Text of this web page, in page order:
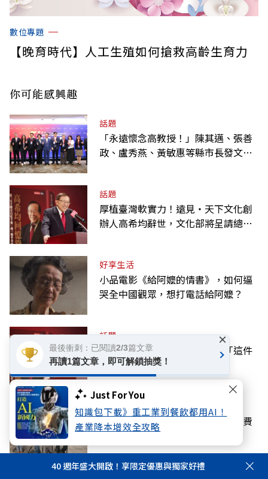
Just For You
知識包下載》重工業到餐飲都用AI！
產業降本增效全攻略
數位專題
【晚育時代】人工生殖如何搶救高齡生育力
你可能感興趣
話題
「永遠懷念高教授！」陳其邁、張善
政、盧秀燕、黃敏惠等縣市長發文弔
話題
厚植臺灣軟實力！遠見‧天下文化創
辦人高希均辭世，文化部將呈請總統
好享生活
小品電影《給阿嬤的情書》，如何逼
哭全中國觀眾，想打電話給阿嬤？
話題
追思〉高希均教授一定放不下「這件
事」
話題
【黃效文專欄】憶高希均教授：免費
或付費，午餐不再！
40 週年盛大開啟！享限定優惠與獨家好禮
最後衝刺：已閱讀2/3篇文章
再讀1篇文章，即可解鎖抽獎！
×